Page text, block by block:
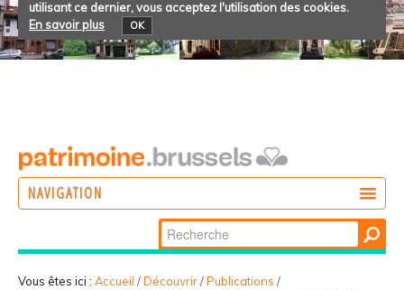
utilisant ce dernier, vous acceptez l'utilisation des cookies.
En savoir plus
OK
NAVIGATION
Chercher par
Recherche
avancée…
Vous êtes ici : Accueil /Découvrir/Publications /